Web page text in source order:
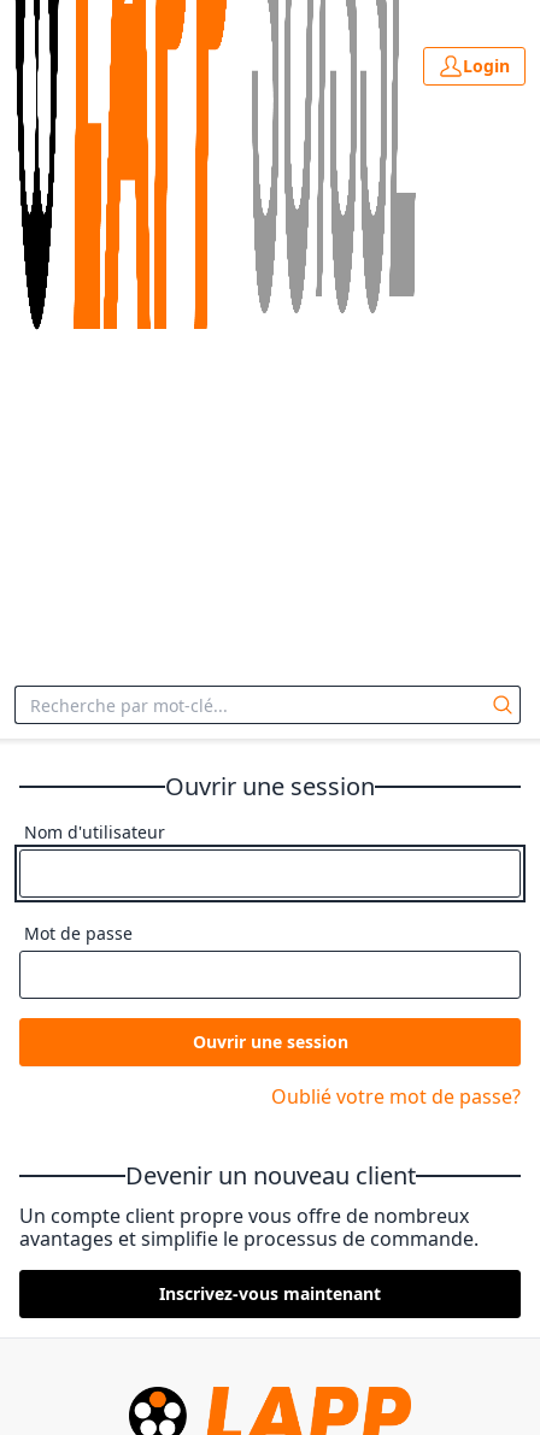
Login
Ouvrir une session
Nom d'utilisateur
Mot de passe
Ouvrir une session
Oublié votre mot de passe?
Devenir un nouveau client
Un compte client propre vous offre de nombreux
avantages et simplifie le processus de commande.
Inscrivez-vous maintenant